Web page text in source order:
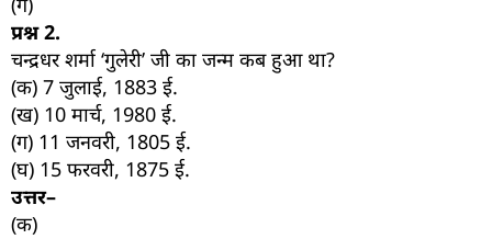
प्रश्न2.
चन्द्रधर शर्मा ‘गुलेरी’ जी का जन्म कब हुआ था?
(क) 7 जुलाई, 1883 ई.
(ख) 10 मार्च, 1980 ई.
(ग) 11 जनवरी, 1805 ई.
(घ) 15 फरवरी, 1875 ई.
उत्तर–
(क)